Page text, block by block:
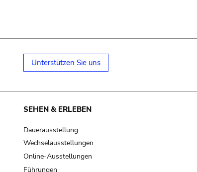
Unterstützen Sie uns
SEHEN & ERLEBEN
Dauerausstellung
Wechselausstellungen
Online-Ausstellungen
Führungen